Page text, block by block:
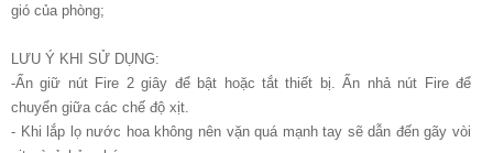
gió của phòng;
LƯU Ý KHI SỬ DỤNG:
-Ấn giữ nút Fire 2 giây để bật hoặc tắt thiết bị. Ấn nhả nút Fire để
chuyển giữa các chế độ xịt.
- Khi lắp lọ nước hoa không nên vặn quá mạnh tay sẽ dẫn đến gãy vòi